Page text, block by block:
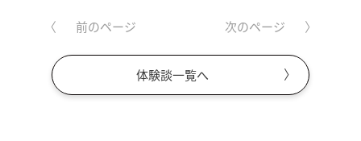
前のページ
体験談一覧へ
次のページ